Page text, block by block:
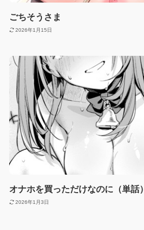
ごちそうさま
2026年1月15日
オナホを買っただけなのに（単話）
2026年1月3日